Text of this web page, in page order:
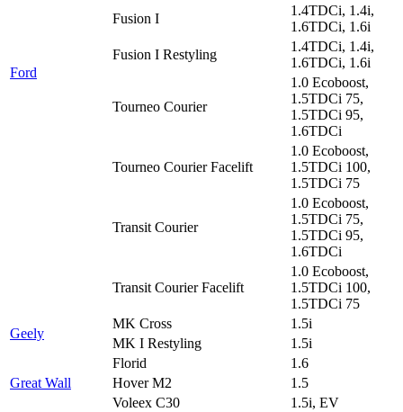
Ford
Fusion I
1.4TDCi, 1.4i,
1.6TDCi, 1.6i
Fusion I Restyling
1.4TDCi, 1.4i,
1.6TDCi, 1.6i
Tourneo Courier
1.0 Ecoboost,
1.5TDCi 75,
1.5TDCi 95,
1.6TDCi
Tourneo Courier Facelift
1.0 Ecoboost,
1.5TDCi 100,
1.5TDCi 75
Transit Courier
1.0 Ecoboost,
1.5TDCi 75,
1.5TDCi 95,
1.6TDCi
Transit Courier Facelift
1.0 Ecoboost,
1.5TDCi 100,
1.5TDCi 75
Geely
MK Cross
1.5i
MK I Restyling
1.5i
Great Wall
Florid
1.6
Hover M2
1.5
Voleex C30
1.5i, EV